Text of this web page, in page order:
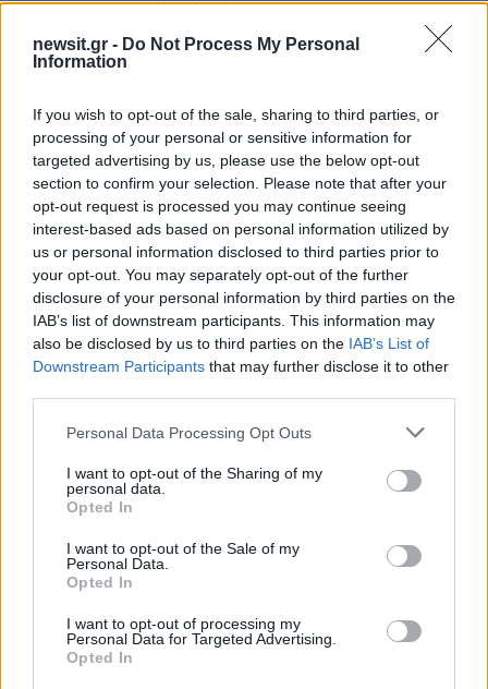
newsit.gr - Do Not Process My Personal
Information
If you wish to opt-out of the sale, sharing to third parties, or
processing of your personal or sensitive information for
targeted advertising by us, please use the below opt-out
section to confirm your selection. Please note that after your
opt-out request is processed you may continue seeing
interest-based ads based on personal information utilized by
us or personal information disclosed to third parties prior to
your opt-out. You may separately opt-out of the further
disclosure of your personal information by third parties on the
IAB’s list of downstream participants. This information may
also be disclosed by us to third parties on the IAB’s List of
Downstream Participants that may further disclose it to other
Please note that this website/app uses one or more Google
not limited to your visit or usage behaviour. You may click to
grant or deny consent to Google and its third-party tags to
use your data for below specified purposes in below Google
consent section.
Personal Data Processing Opt Outs
I want to opt-out of the Sharing of my
personal data.
Opted In
I want to opt-out of the Sale of my
Personal Data.
Opted In
I want to opt-out of processing my
Personal Data for Targeted Advertising.
Opted In
Πιο δημοφιλή
1 Σέρρες: Βίντεο ντοκουμέντο από το
τροχαίο με νεκρούς μητέρα και γιο – Ο
οδηγός του φορτηγού κατέγραψε τη
σύγκρουση
2Λένα Σαμαρά: Συγκίνηση στο μνημόσυνο
για τον έναν χρόνο από τον θάνατο της
κόρης του Αντώνη Σαμαρά
3Σοκαριστική υπόθεση στην Κρήτη:
Τουρίστας ρωτούσε πόσο να πληρώσει για
να ασελγήσει σε 10χρονο κορίτσι - Το παιδί
καθόταν αμέριμνο σε αυλή επιχείρησης
Γερμανία: Συνελήφθη 31χρονος για τρεις
Έφυγε από τη ζωή η Χριστίνα Πιτουρά,
πρώην σύζυγος του Βασίλη Χιώτη
Πιο σχολιασμένα
Canadair 515: Οι πρώτες εικόνες από την
κατασκευή του αεροσκάφους που θα
επιχειρεί και τη νύχτα στα μέτωπα της